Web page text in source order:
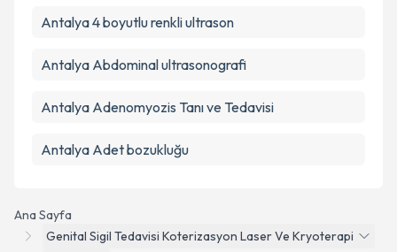
Ana Sayfa
Genital Sigil Tedavisi Koterizasyon Laser Ve Kryoterapi
Antalya 4 boyutlu renkli ultrason
Antalya Abdominal ultrasonografi
Antalya Adenomyozis Tanı ve Tedavisi
Antalya Adet bozukluğu